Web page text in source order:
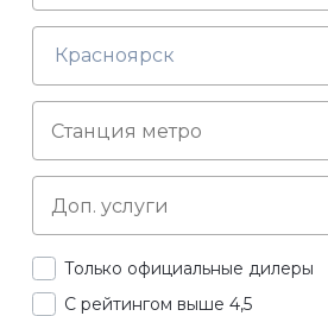
Красноярск
Только официальные дилеры
С рейтингом выше 4,5